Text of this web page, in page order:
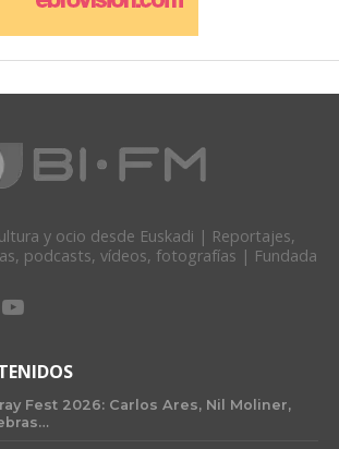
y ocio desde Euskadi | Reportajes,
podcasts, vídeos, fotografías | Fundada
Fest 2026: Carlos Ares, Nil Moliner,